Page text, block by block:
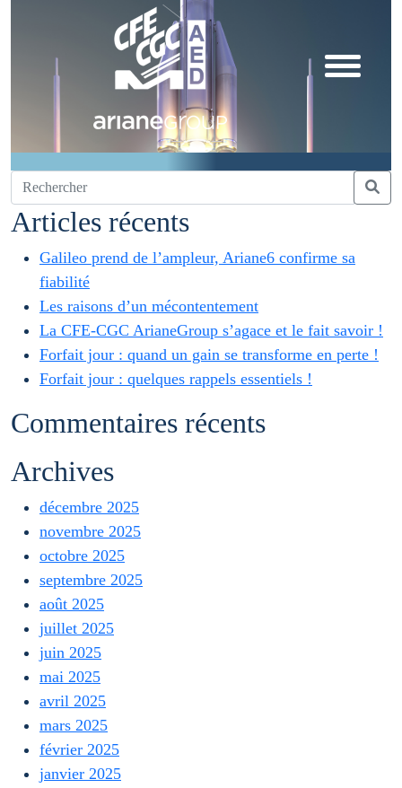
Articles récents
Galileo prend de l’ampleur, Ariane6 confirme sa
fiabilité
Les raisons d’un mécontentement
La CFE-CGC ArianeGroup s’agace et le fait savoir !
Forfait jour : quand un gain se transforme en perte !
Forfait jour : quelques rappels essentiels !
Commentaires récents
Archives
décembre 2025
novembre 2025
octobre 2025
septembre 2025
août 2025
juillet 2025
juin 2025
mai 2025
avril 2025
mars 2025
février 2025
janvier 2025